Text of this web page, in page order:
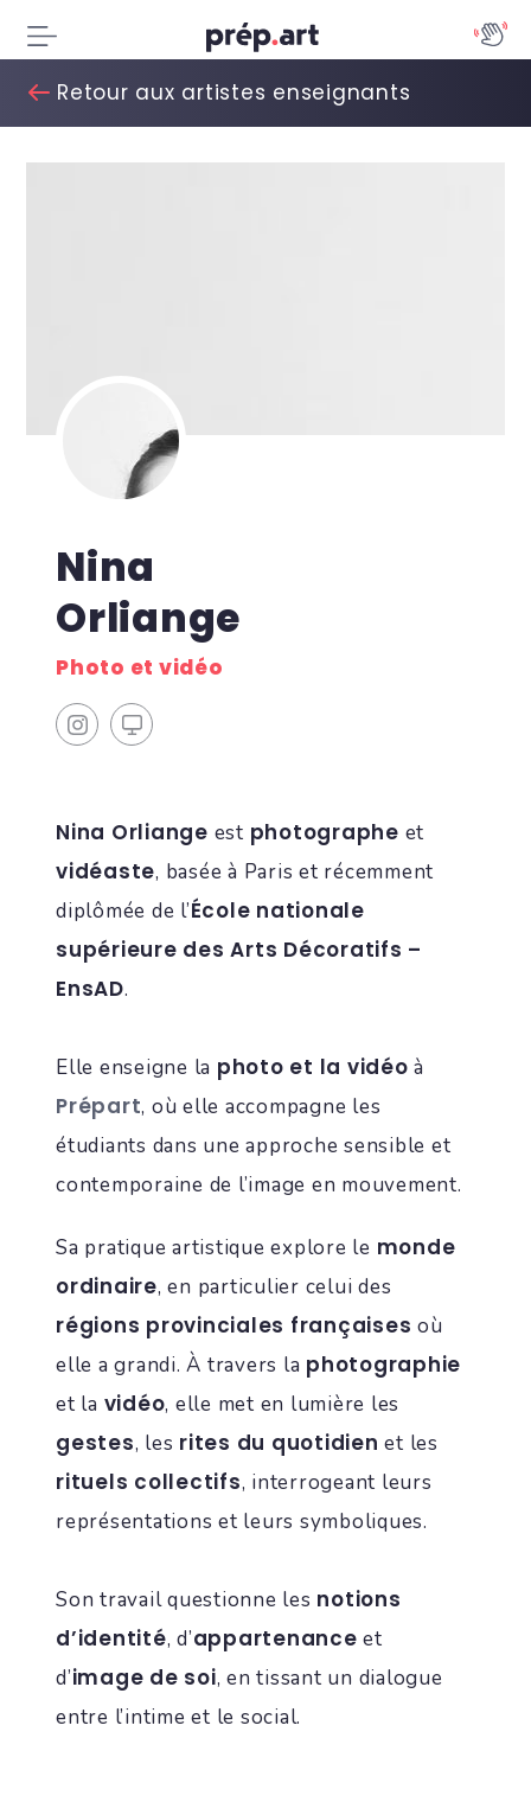
Retour aux artistes enseignants
Nina
Orliange
Photo et vidéo
Nina Orliange est photographe et
vidéaste, basée à Paris et récemment
diplômée de l’École nationale
supérieure des Arts Décoratifs –
EnsAD.
Elle enseigne la photo et la vidéo à
Prépart, où elle accompagne les
étudiants dans une approche sensible et
contemporaine de l’image en mouvement.
Sa pratique artistique explore le monde
ordinaire, en particulier celui des
régions provinciales françaises où
elle a grandi. À travers la photographie
et la vidéo, elle met en lumière les
gestes, les rites du quotidien et les
rituels collectifs, interrogeant leurs
représentations et leurs symboliques.
Son travail questionne les notions
d’identité, d’appartenance et
d’image de soi, en tissant un dialogue
entre l’intime et le social.